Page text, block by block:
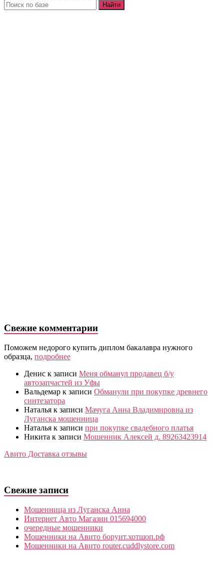
Свежие комментарии
Поможем недорого купить диплом бакалавра нужного
образца, подробнее
Денис к записи Меня обманул продавец б/у
автозапчастей из Уфы
Вальдемар к записи Обманули при покупке древнего
синтезатора
Наталья к записи Мачуга Анна Владимировна из
Луганска мошенница
Наталья к записи при покупке свадебного платья
Никита к записи Мошенник Алексей д. 89263423914
Авито Доставка отзывы
Свежие записи
Мошенница из Луганска Анна
Интернет Авто Магазин 015694000
очередные мошенники
Мошенники на Авито боруит.хотшоп.рф
Мошенники на Авито router.cuddlystore.com